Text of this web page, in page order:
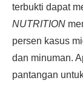
terbukti dapat
NUTRITION
persen kasus
dan minuman.
pantangan